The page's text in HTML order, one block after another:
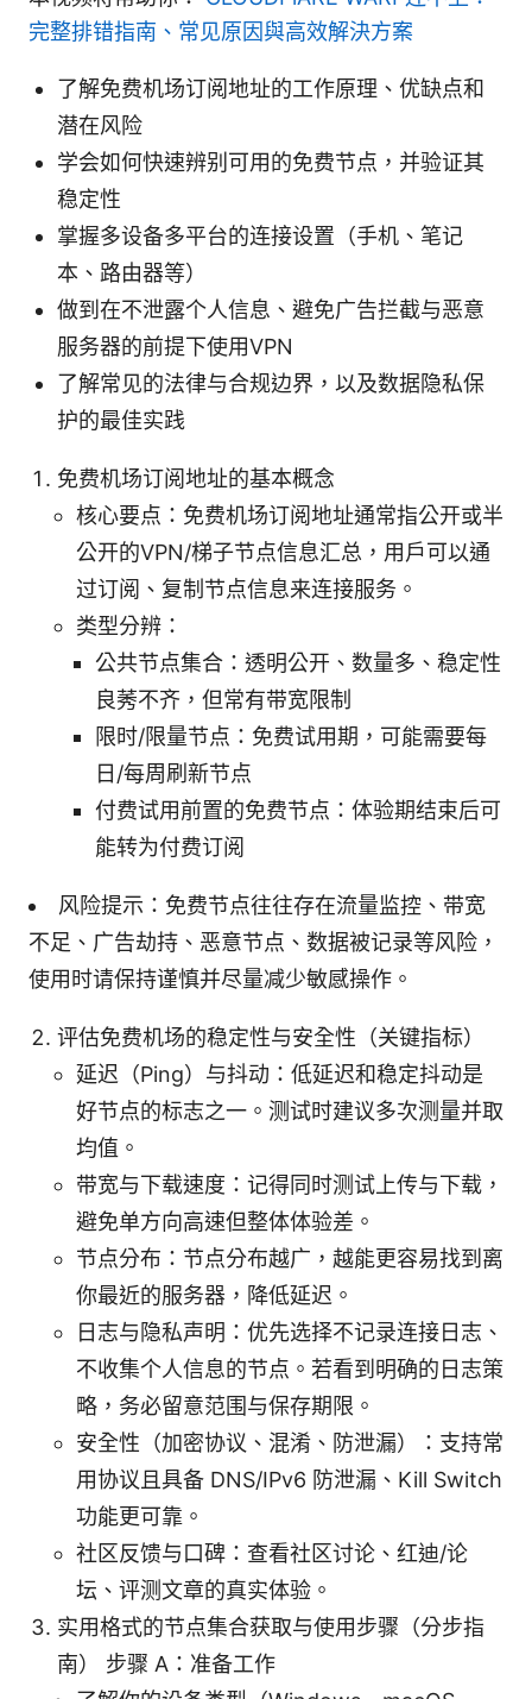
完整排错指南、常见原因與高效解決方案
了解免费机场订阅地址的工作原理、优缺点和
潜在风险
学会如何快速辨别可用的免费节点，并验证其
稳定性
掌握多设备多平台的连接设置（手机、笔记
本、路由器等）
做到在不泄露个人信息、避免广告拦截与恶意
服务器的前提下使用VPN
了解常见的法律与合规边界，以及数据隐私保
护的最佳实践
免费机场订阅地址的基本概念
核心要点：免费机场订阅地址通常指公开或半
公开的VPN/梯子节点信息汇总，用户可以通
过订阅、复制节点信息来连接服务。
类型分辨：
公共节点集合：透明公开、数量多、稳定性
良莠不齐，但常有带宽限制
限时/限量节点：免费试用期，可能需要每
日/每周刷新节点
付费试用前置的免费节点：体验期结束后可
能转为付费订阅
风险提示：免费节点往往存在流量监控、带宽
不足、广告劫持、恶意节点、数据被记录等风险，
使用时请保持谨慎并尽量减少敏感操作。
评估免费机场的稳定性与安全性（关键指标）
延迟（Ping）与抖动：低延迟和稳定抖动是
好节点的标志之一。测试时建议多次测量并取
均值。
带宽与下载速度：记得同时测试上传与下载，
避免单方向高速但整体体验差。
节点分布：节点分布越广，越能更容易找到离
你最近的服务器，降低延迟。
日志与隐私声明：优先选择不记录连接日志、
不收集个人信息的节点。若看到明确的日志策
略，务必留意范围与保存期限。
安全性（加密协议、混淆、防泄漏）：支持常
用协议且具备 DNS/IPv6 防泄漏、Kill Switch
功能更可靠。
社区反馈与口碑：查看社区讨论、红迪/论
坛、评测文章的真实体验。
实用格式的节点集合获取与使用步骤（分步指
南） 步骤 A：准备工作